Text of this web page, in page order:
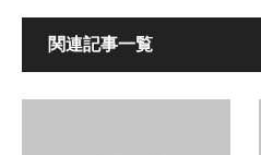
関連記事一覧